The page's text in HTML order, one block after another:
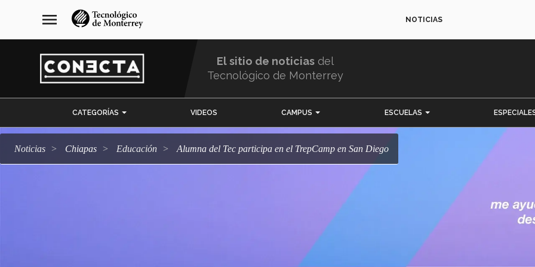
navegación
principal
menu NOTICIAS
El sitio de noticias del
Tecnológico de Monterrey
CATEGORÍAS VIDEOS CAMPUS ESCUELAS
Noticias Chiapas Educación Alumna del Tec participa en el TrepCamp en San Diego